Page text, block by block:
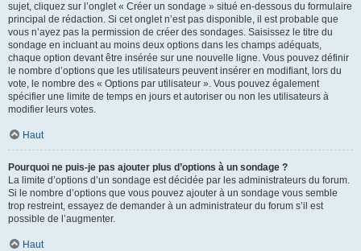
sujet, cliquez sur l’onglet « Créer un sondage » situé en-dessous du formulaire
principal de rédaction. Si cet onglet n’est pas disponible, il est probable que
vous n’ayez pas la permission de créer des sondages. Saisissez le titre du
sondage en incluant au moins deux options dans les champs adéquats,
chaque option devant être insérée sur une nouvelle ligne. Vous pouvez définir
le nombre d’options que les utilisateurs peuvent insérer en modifiant, lors du
vote, le nombre des « Options par utilisateur ». Vous pouvez également
spécifier une limite de temps en jours et autoriser ou non les utilisateurs à
modifier leurs votes.
Haut
Pourquoi ne puis-je pas ajouter plus d’options à un sondage ?
La limite d’options d’un sondage est décidée par les administrateurs du forum.
Si le nombre d’options que vous pouvez ajouter à un sondage vous semble
trop restreint, essayez de demander à un administrateur du forum s’il est
possible de l’augmenter.
Haut